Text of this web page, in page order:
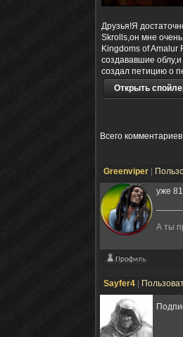
Друзья!Я
Skrolls,он мне
Kingdoms of Amalur
создававшие
создал петицию о
Открыть
Всего комментариев
Greenviper
уже
А ты
Sayfer4